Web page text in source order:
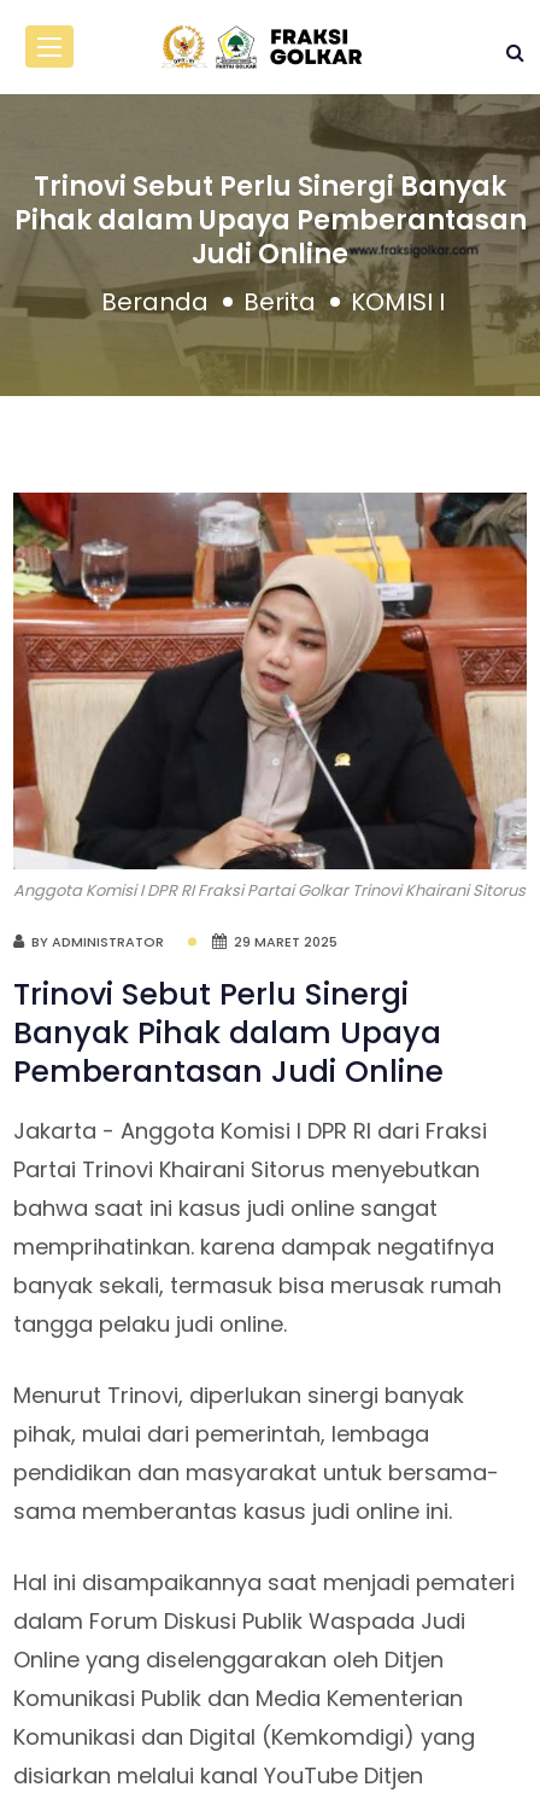
Trinovi Sebut Perlu Sinergi Banyak
Pihak dalam Upaya Pemberantasan
Judi Online
Beranda Berita KOMISI I
Anggota Komisi I DPR RI Fraksi Partai Golkar Trinovi Khairani Sitorus
BY ADMINISTRATOR 29 MARET 2025
Trinovi Sebut Perlu Sinergi
Banyak Pihak dalam Upaya
Pemberantasan Judi Online
Jakarta - Anggota Komisi I DPR RI dari Fraksi
Partai Trinovi Khairani Sitorus menyebutkan
bahwa saat ini kasus judi online sangat
memprihatinkan. karena dampak negatifnya
banyak sekali, termasuk bisa merusak rumah
tangga pelaku judi online.
Menurut Trinovi, diperlukan sinergi banyak
pihak, mulai dari pemerintah, lembaga
pendidikan dan masyarakat untuk bersama-
sama memberantas kasus judi online ini.
Hal ini disampaikannya saat menjadi pemateri
dalam Forum Diskusi Publik Waspada Judi
Online yang diselenggarakan oleh Ditjen
Komunikasi Publik dan Media Kementerian
Komunikasi dan Digital (Kemkomdigi) yang
disiarkan melalui kanal YouTube Ditjen